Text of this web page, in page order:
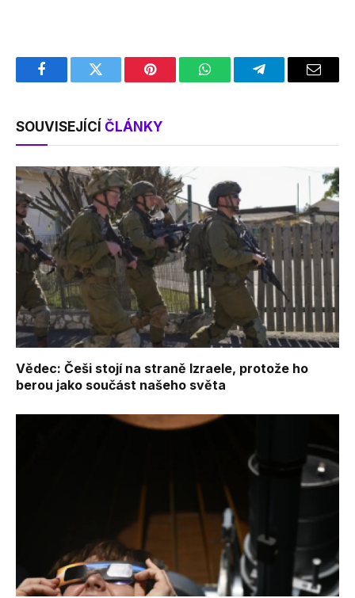
FacebookTwitter Pinterest WhatsAppTelegramEmail
SOUVISEJÍCÍ ČLÁNKY
Vědec: Češi stojí na straně Izraele, protože ho
berou jako součást našeho světa